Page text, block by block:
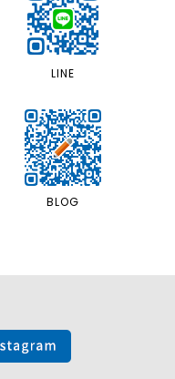
LINE
BLOG